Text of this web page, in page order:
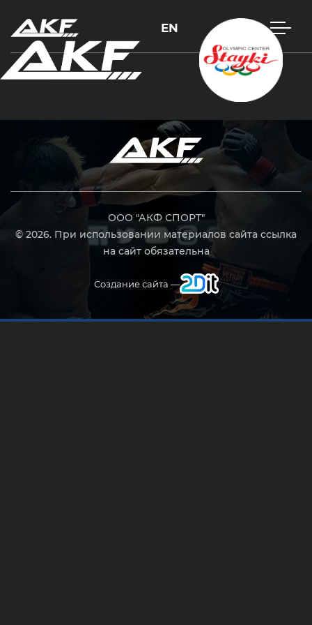
EN
ООО "АКФ СПОРТ"
© 2026. При использовании материалов сайта ссылка
на сайт обязательна
Создание сайта —
Нажмите Enter для поиска или Esc, чтобы закрыть